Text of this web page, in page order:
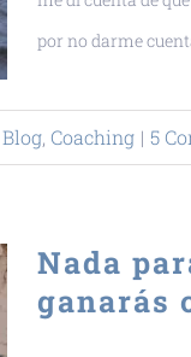
por no darme
Blog, Coaching | 5
Nada
ganarás